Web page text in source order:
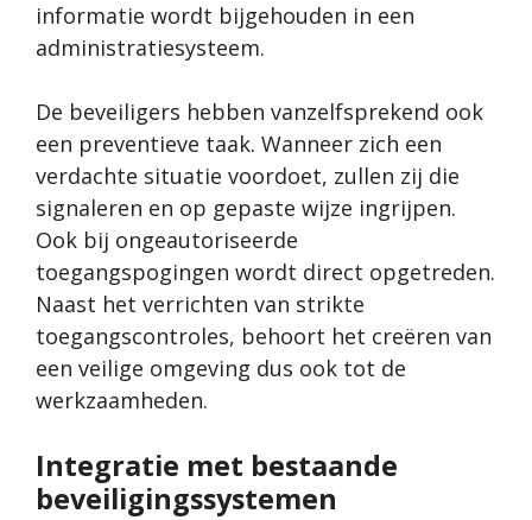
informatie wordt bijgehouden in een
administratiesysteem.
De beveiligers hebben vanzelfsprekend ook
een preventieve taak. Wanneer zich een
verdachte situatie voordoet, zullen zij die
signaleren en op gepaste wijze ingrijpen.
Ook bij ongeautoriseerde
toegangspogingen wordt direct opgetreden.
Naast het verrichten van strikte
toegangscontroles, behoort het creëren van
een veilige omgeving dus ook tot de
werkzaamheden.
Integratie met bestaande
beveiligingssystemen